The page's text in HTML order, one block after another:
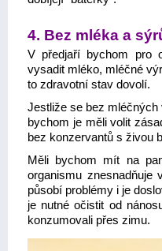
4. Bez mléka a
V předjaří bychom pro
vysadit mléko, mléčné
to zdravotní stav dovolí.
Jestliže se bez mléčných
bychom je měli volit
bez konzervantů s živou
Měli bychom mít na
organismu znesnadňuje
působí problémy i je
je nutné očistit od
konzumovali přes zimu.